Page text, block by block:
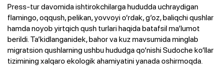
Press-tur davomida ishtirokchilarga hududda uchraydigan
flamingo, oqqush, pelikan, yovvoyi o‘rdak, g‘oz, baliqchi qushlar
hamda noyob yirtqich qush turlari haqida batafsil ma’lumot
berildi. Ta’kidlanganidek, bahor va kuz mavsumida minglab
migratsion qushlarning ushbu hududga qo‘nishi Sudoche ko‘llar
tizimining xalqaro ekologik ahamiyatini yanada oshirmoqda.